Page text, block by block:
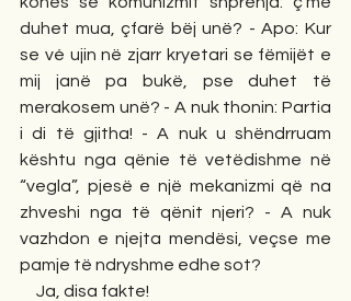
duhet mua, çfarë bëj unë? - Apo: Kur
se vé ujin në zjarr kryetari se fëmijët e
mij janë pa bukë, pse duhet të
merakosem unë? - A nuk thonin: Partia
i di të gjitha! - A nuk u shëndrruam
kështu nga qënie të vetëdishme në
“vegla”, pjesë e një mekanizmi që na
zhveshi nga të qënit njeri? - A nuk
vazhdon e njejta mendësi, veçse me
pamje të ndryshme edhe sot?
     Ja, disa fakte!